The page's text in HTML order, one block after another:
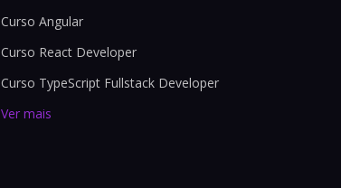
Curso Angular
Curso React Developer
Curso TypeScript Fullstack Developer
Ver mais